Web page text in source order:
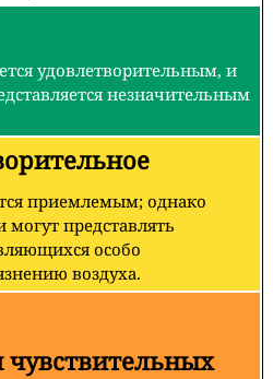
удовлетворительным, и
незначительным
приемлемым; однако
могут представлять
особо
воздуха.